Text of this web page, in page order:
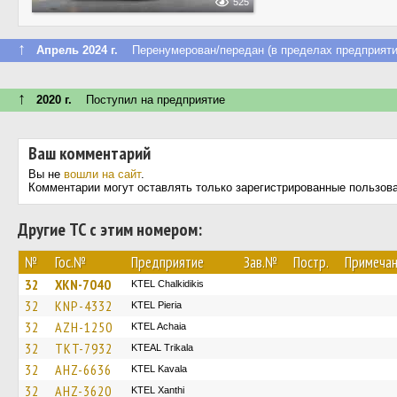
↑ Апрель 2024 г. Перенумерован/передан (в пределах
↑ 2020 г. Поступил на предприятие
Ваш комментарий
Вы не вошли на сайт.
Комментарии могут оставлять только зарегистрированные
Другие ТС с этим номером:
№ Гос.№ Предприятие Зав.№ Постр.
32 XKN-7040 ΚΤΕL Chalkidikis
32 KNP-4332 KTEL Pieria
32 AZH-1250 KTEL Achaia
32 TKT-7932 KTEAL Trikala
32 AHZ-6636 KTEL Kavala
32 AHZ-3620 KTEL Xanthi